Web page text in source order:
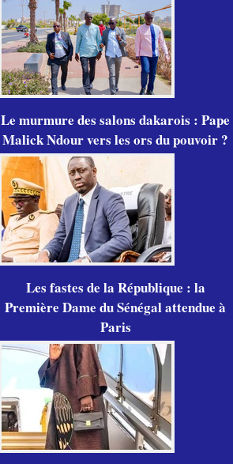
Le murmure des salons dakarois : Pape
Malick Ndour vers les ors du pouvoir ?
Les fastes de la République : la
Première Dame du Sénégal attendue à
Paris